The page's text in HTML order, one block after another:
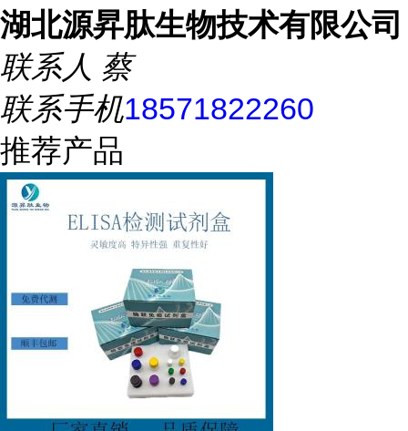
湖北源昇肽生物技术有限公司
联系人 蔡
联系手机18571822260
推荐产品